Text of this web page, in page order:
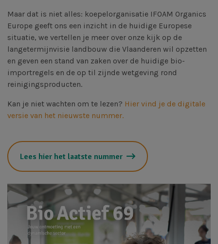
Maar dat is niet alles: koepelorganisatie IFOAM Organics
Europe geeft ons een inzicht in de huidige Europese
situatie, we vertellen je meer over onze kijk op de
langetermijnvisie landbouw die Vlaanderen wil opzetten
en geven een stand van zaken over de huidige bio-
importregels en de op til zijnde wetgeving rond
reinigingsproducten.
Kan je niet wachten om te lezen? Hier vind je de digitale
versie van het nieuwste nummer.
Lees hier het laatste nummer
Afbeelding